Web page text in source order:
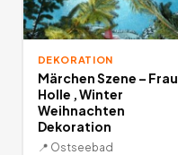
DEKORATION
Märchen Szene – Frau
Holle , Winter
Weihnachten
Dekoration
📍 Ostseebad